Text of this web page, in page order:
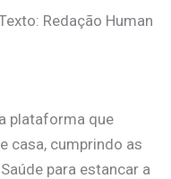
Redação Human
plataforma que
casa, cumprindo as
para estancar a